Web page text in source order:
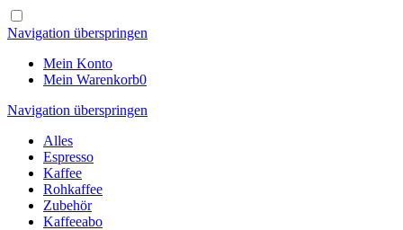
Navigation überspringen
Mein Konto
Mein Warenkorb0
Navigation überspringen
Alles
Espresso
Kaffee
Rohkaffee
Zubehör
Kaffeeabo